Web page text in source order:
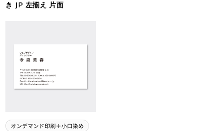
き JP 左揃え 片面